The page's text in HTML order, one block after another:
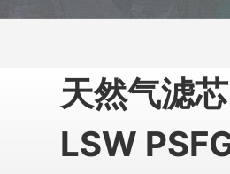
天然气滤
LSW